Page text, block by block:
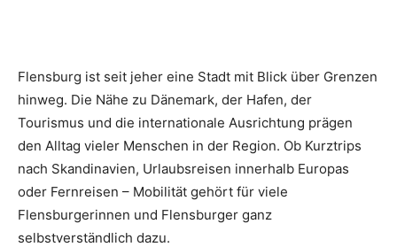
Flensburg ist seit jeher eine Stadt mit Blick über Grenzen
hinweg. Die Nähe zu Dänemark, der Hafen, der
Tourismus und die internationale Ausrichtung prägen
den Alltag vieler Menschen in der Region. Ob Kurztrips
nach Skandinavien, Urlaubsreisen innerhalb Europas
oder Fernreisen – Mobilität gehört für viele
Flensburgerinnen und Flensburger ganz
selbstverständlich dazu.